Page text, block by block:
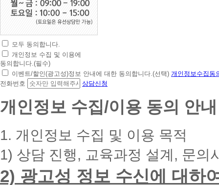
초
간
편
상
담
청
대
폰
입
력
모두 동의합니다.
개인정보 수집 및 이용에
동의합니다.(필수)
이벤트/할인(광고성)정보 안내에 대한 동의합니다.(선택) 개인정보수집동
전화번호
상담신청
개인정보 수집/이용 동의 안내
1. 개인정보 수집 및 이용 목적
1) 상담 진행, 교육과정 설계, 문의
2) 광고성 정보 수신에 대하